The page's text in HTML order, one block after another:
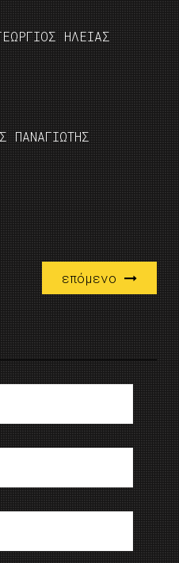
ΗΛΕΙΑΣ
ΠΑΝΑΓΙΩΤΗΣ
επόμενο